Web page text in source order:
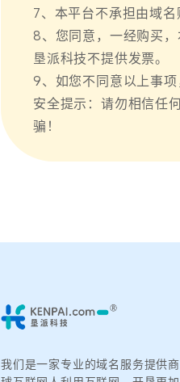
7、本平台不承担由域名
8、您同意，一经购买
垦派科技不提供发票。
9、如您不同意以上事
安全提示：请勿相信任
骗！
我们是一家专业的域名服务提供